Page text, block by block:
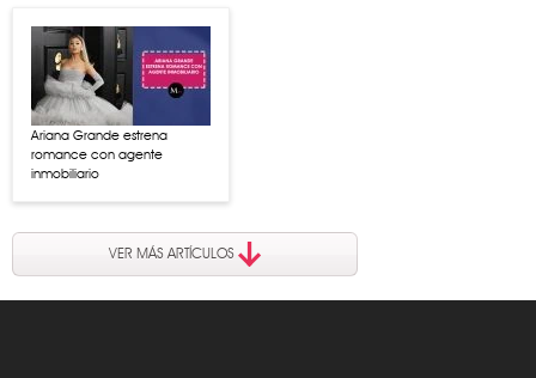
Ariana Grande estrena
romance con agente
inmobiliario
VER MÁS ARTÍCULOS